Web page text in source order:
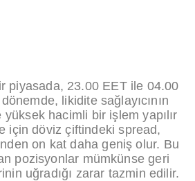
piyasada, 23.00 EET ile 04.00
likidite sağlayıcının
hacimli bir işlem yapılır
için döviz çiftindeki spread,
on kat daha geniş olur. Bu
pozisyonlar mümkünse geri
uğradığı zarar tazmin edilir.